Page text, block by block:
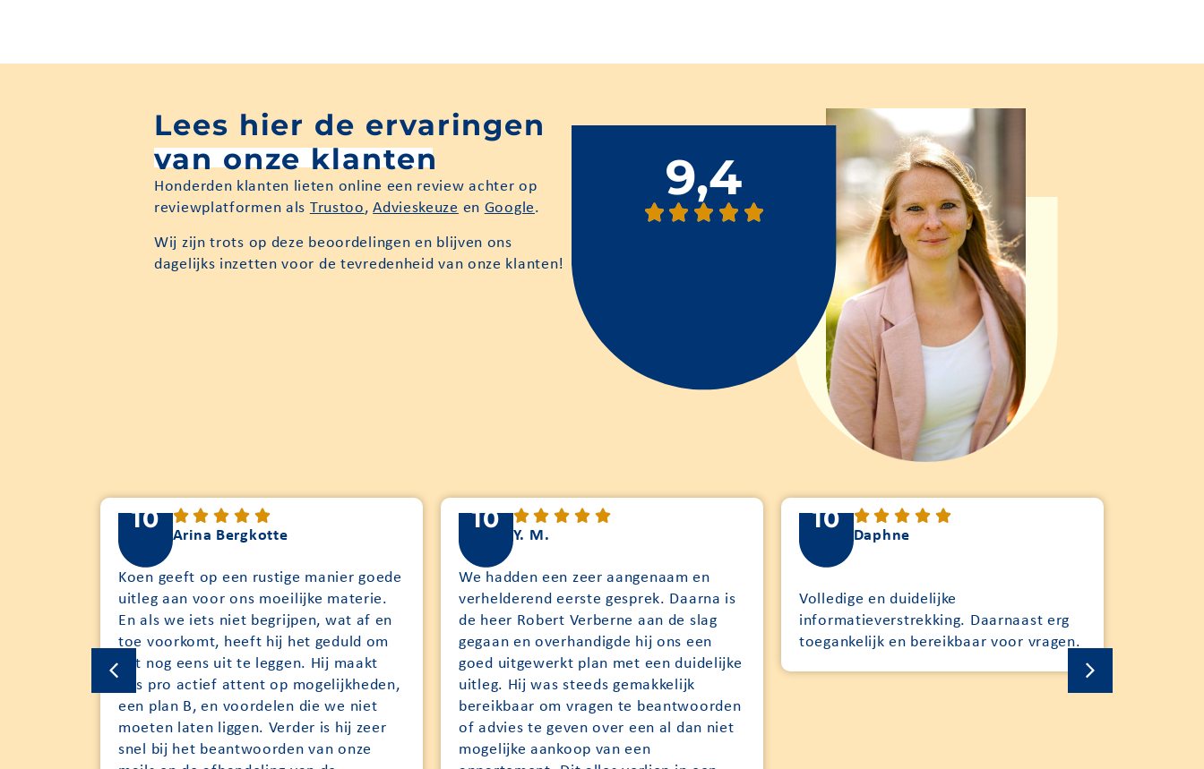
Lees hier de ervaringen
van onze klanten
Honderden klanten lieten online een review achter op
reviewplatformen als Trustoo,Advieskeuze en Google.
Wij zijn trots op deze beoordelingen en blijven ons
dagelijks inzetten voor de tevredenheid van onze klanten!
9,4
10
Arina Bergkotte
Koen geeft op een rustige manier goede
uitleg aan voor ons moeilijke materie.
En als we iets niet begrijpen, wat af en
toe voorkomt, heeft hij het geduld om
het nog eens uit te leggen. Hij maakt
ons pro actief attent op mogelijkheden,
een plan B, en voordelen die we niet
moeten laten liggen. Verder is hij zeer
snel bij het beantwoorden van onze
10
Y. M.
We hadden een zeer aangenaam en
verhelderend eerste gesprek. Daarna is
de heer Robert Verberne aan de slag
gegaan en overhandigde hij ons een
goed uitgewerkt plan met een duidelijke
uitleg. Hij was steeds gemakkelijk
bereikbaar om vragen te beantwoorden
of advies te geven over een al dan niet
mogelijke aankoop van een
10
Daphne
Volledige en duidelijke
informatieverstrekking. Daarnaast erg
toegankelijk en bereikbaar voor vragen.